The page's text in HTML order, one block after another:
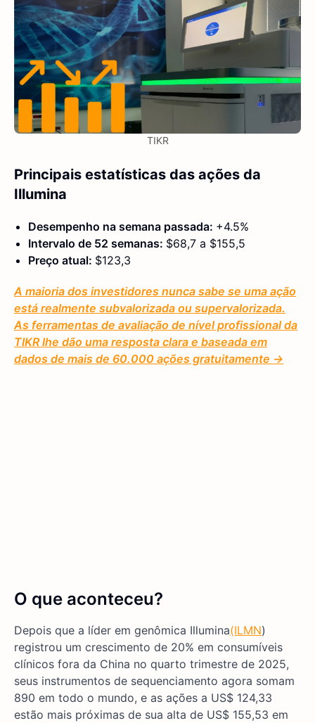
TIKR
Principais estatísticas das ações da
Illumina
Desempenho na semana passada: +4.5%
Intervalo de 52 semanas: $68,7 a $155,5
Preço atual: $123,3
A maioria dos investidores nunca sabe se uma ação
está realmente subvalorizada ou supervalorizada.
As ferramentas de avaliação de nível profissional da
TIKR lhe dão uma resposta clara e baseada em
dados de mais de 60.000 ações gratuitamente →
O que aconteceu?
Depois que a líder em genômica Illumina(ILMN)
registrou um crescimento de 20% em consumíveis
clínicos fora da China no quarto trimestre de 2025,
seus instrumentos de sequenciamento agora somam
890 em todo o mundo, e as ações a US$ 124,33
estão mais próximas de sua alta de US$ 155,53 em